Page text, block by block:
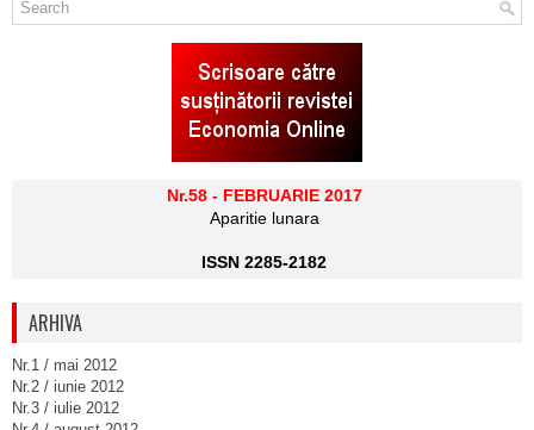
Nr.58 - FEBRUARIE 2017
Aparitie lunara
ISSN 2285-2182
ARHIVA
Nr.1 / mai 2012
Nr.2 / iunie 2012
Nr.3 / iulie 2012